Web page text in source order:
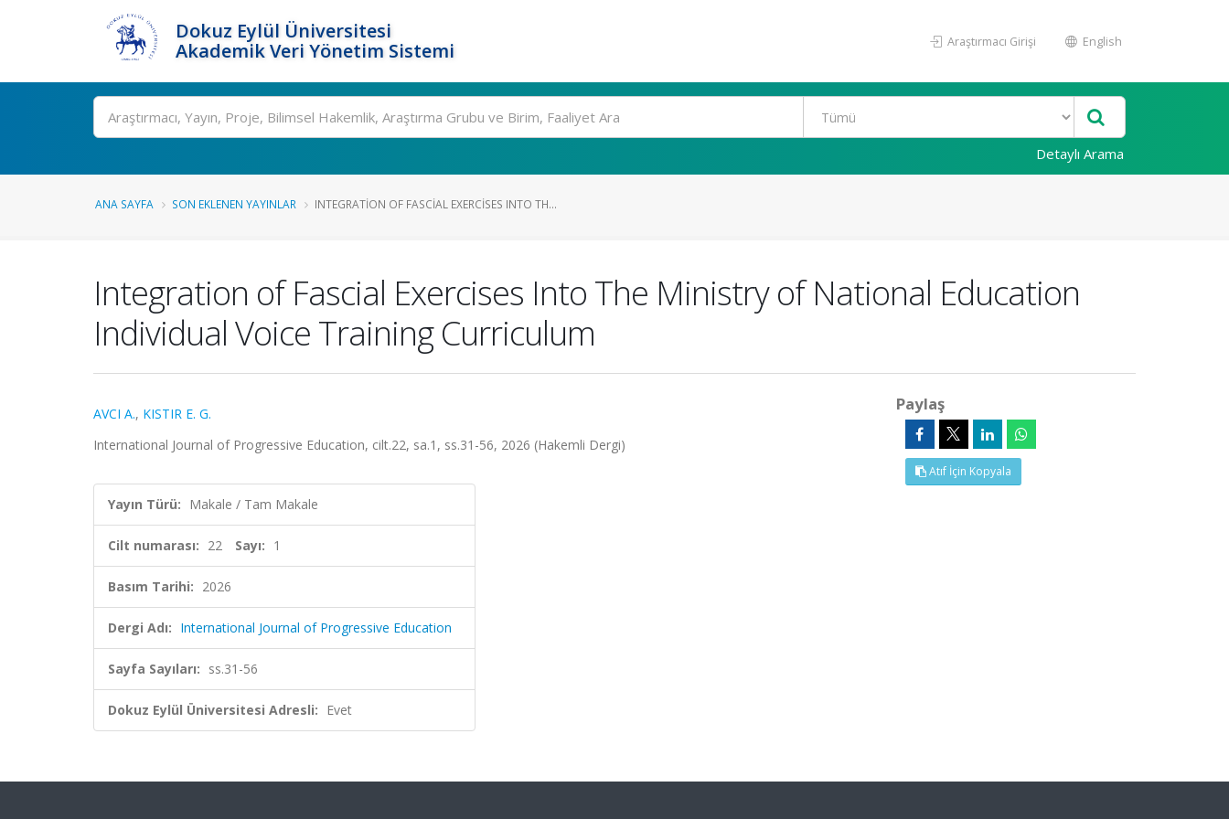
Dokuz Eylül Üniversitesi
Akademik Veri Yönetim Sistemi
Araştırmacı Girişi English
Ara
Detaylı Arama
ANA SAYFA SON EKLENEN YAYINLAR INTEGRATION OF FASCIAL EXERCISES INTO TH...
Integration of Fascial Exercises Into The Ministry of National Education
Individual Voice Training Curriculum
AVCI A., KISTIR E. G.
International Journal of Progressive Education, cilt.22, sa.1, ss.31-56, 2026 (Hakemli Dergi)
Yayın Türü: Makale / Tam Makale
Cilt numarası: 22 Sayı: 1
Basım Tarihi: 2026
Dergi Adı: International Journal of Progressive Education
Sayfa Sayıları: ss.31-56
Dokuz Eylül Üniversitesi Adresli: Evet
Paylaş
Atıf İçin Kopyala